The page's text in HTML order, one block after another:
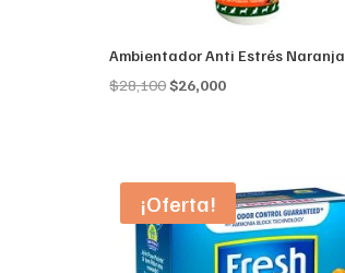
Ambientador Anti Estrés Naranja
$28,100Original
$26,000Current
¡Oferta!